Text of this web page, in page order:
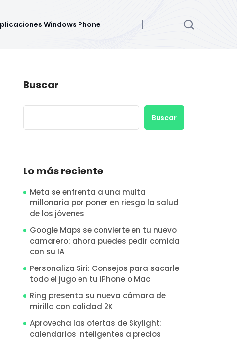
Windows Phone
Buscar
Buscar
Lo más reciente
Meta se enfrenta a una multa
millonaria por poner en riesgo la salud
de los jóvenes
Google Maps se convierte en tu nuevo
camarero: ahora puedes pedir comida
con su IA
Personaliza Siri: Consejos para sacarle
todo el jugo en tu iPhone o Mac
Ring presenta su nueva cámara de
mirilla con calidad 2K
Aprovecha las ofertas de Skylight:
calendarios inteligentes a precios